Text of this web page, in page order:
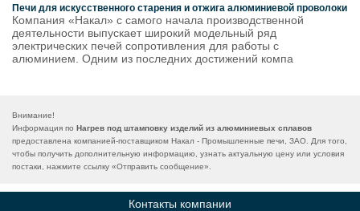
Печи для искусственного старения и отжига алюминиевой проволоки
Компания «Накал» с самого начала производственной
деятельности выпускает широкий модельный ряд
электрических печей сопротивления для работы с
алюминием. Одним из последних достижений компа
Внимание!
Информация по Нагрев под штамповку изделий из алюминиевых сплавов
предоставлена компанией-поставщиком Накал - Промышленные печи, ЗАО. Для того,
чтобы получить дополнительную информацию, узнать актуальную цену или условия
постаки, нажмите ссылку «Отправить сообщение».
Контакты компании